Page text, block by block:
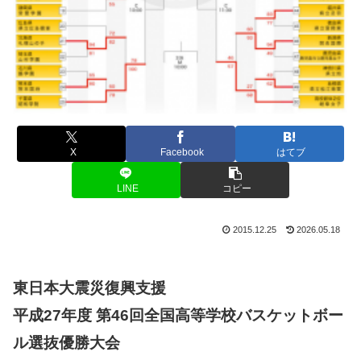
X Facebook はてブ
LINE コピー
2015.12.25 2026.05.18
東日本大震災復興支援
平成27年度 第46回全国高等学校バスケットボー
ル選抜優勝大会